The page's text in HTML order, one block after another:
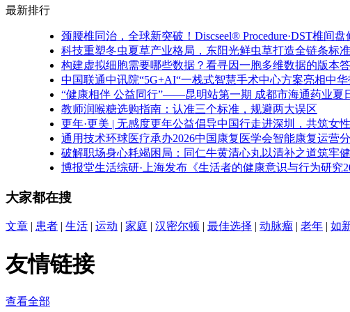
最新排行
颈腰椎同治，全球新突破！Discseel® Procedure·DST椎间盘
科技重塑冬虫夏草产业格局，东阳光鲜虫草打造全链条标
构建虚拟细胞需要哪些数据？看寻因一胞多维数据的版本
中国联通中讯院“5G+AI“一栈式智慧手术中心方案亮相中
“健康相伴 公益同行”——昆明站第一期 成都市海通药业夏
教师润喉糖选购指南：认准三个标准，规避两大误区
更年·更美 | 无感度更年公益倡导中国行走进深圳，共筑女
通用技术环球医疗承办2026中国康复医学会智能康复运营
破解职场身心耗竭困局：同仁牛黄清心丸以清补之道筑牢
博报堂生活综研·上海发布《生活者的健康意识与行为研究
大家都在搜
文章 | 患者 | 生活 | 运动 | 家庭 | 汉密尔顿 | 最佳选择 | 动脉瘤 | 老年 | 如
友情链接
查看全部